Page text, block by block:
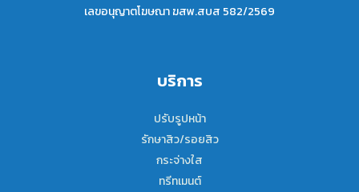
เลขอนุญาตโฆษณา ฆสพ.สบส 582/2569
บริการ
ปรับรูปหน้า
รักษาสิว/รอยสิว
กระจ่างใส
ทรีทเมนต์